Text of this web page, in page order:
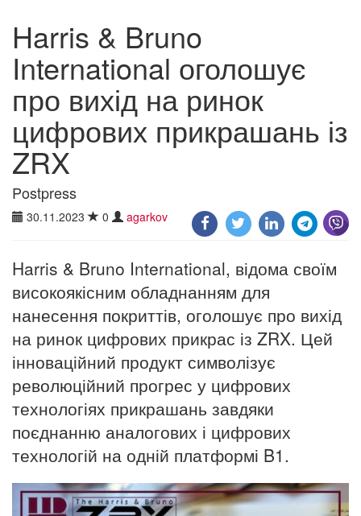
Harris & Bruno
International оголошує
про вихід на ринок
цифрових прикрашань із
ZRX
Postpress
30.11.2023 0 agarkov
Harris & Bruno International, відома своїм
високоякісним обладнанням для
нанесення покриттів, оголошує про вихід
на ринок цифрових прикрас із ZRX. Цей
інноваційний продукт символізує
революційний прогрес у цифрових
технологіях прикрашань завдяки
поєднанню аналогових і цифрових
технологій на одній платформі B1.